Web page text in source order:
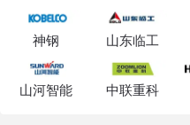
神钢 山东临工
山河智能 中联重科